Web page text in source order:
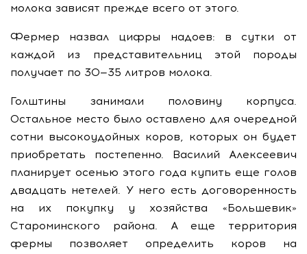
молока зависят прежде всего от этого.
Фермер назвал цифры надоев: в сутки от
каждой из представительниц этой породы
получает по 30—35 литров молока.
Голштины занимали половину корпуса.
Остальное место было оставлено для очередной
сотни высокоудойных коров, которых он будет
приобретать постепенно. Василий Алексеевич
планирует осенью этого года купить еще голов
двадцать нетелей. У него есть договоренность
на их покупку у хозяйства «Большевик»
Староминского района. А еще территория
фермы позволяет определить коров на